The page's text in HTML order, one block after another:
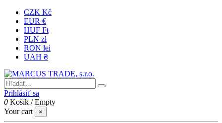
CZK Kč
EUR €
HUF Ft
PLN zł
RON lei
UAH ₴
Prihlásiť sa
0 Košík /Empty
Your cart
×